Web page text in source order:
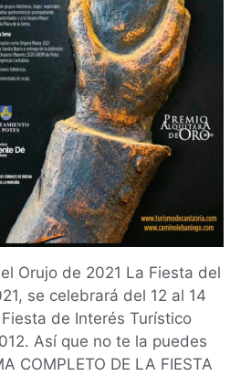
Orujo de 2021 La Fiesta del
se celebrará del 12 al 14
de Interés Turístico
Así que no te la puedes
COMPLETO DE LA FIESTA